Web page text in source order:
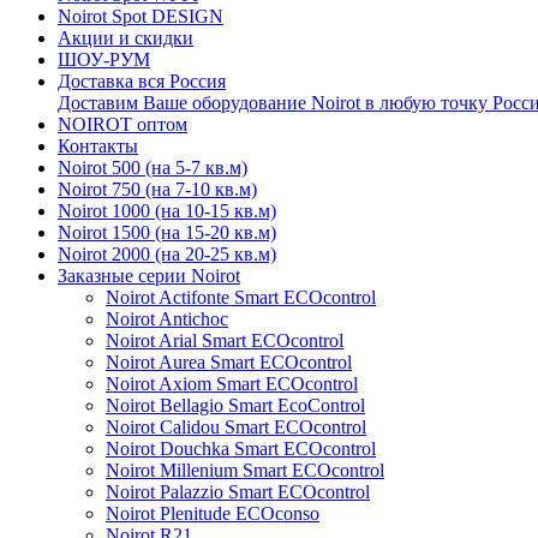
Noirot Spot DESIGN
Акции и скидки
ШОУ-РУМ
Доставка вся Россия
Доставим Ваше оборудование Noirot в любую точку
NOIROT оптом
Контакты
Noirot 500 (на 5-7 кв.м)
Noirot 750 (на 7-10 кв.м)
Noirot 1000 (на 10-15 кв.м)
Noirot 1500 (на 15-20 кв.м)
Noirot 2000 (на 20-25 кв.м)
Заказные серии Noirot
Noirot Actifonte Smart ECOcontrol
Noirot Antichoc
Noirot Arial Smart ECOcontrol
Noirot Aurea Smart ECOcontrol
Noirot Axiom Smart ECOcontrol
Noirot Bellagio Smart EcoControl
Noirot Calidou Smart ECOcontrol
Noirot Douchka Smart ECOcontrol
Noirot Millenium Smart ECOcontrol
Noirot Palazzio Smart ECOcontrol
Noirot Plenitude ECOconso